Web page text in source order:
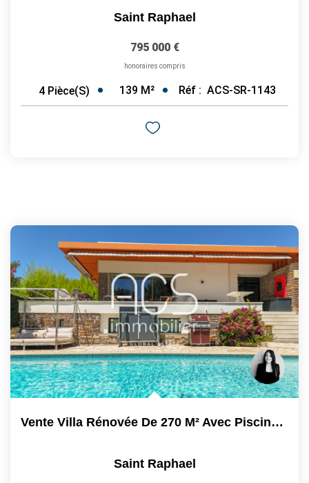
Saint Raphael
795 000 €
honoraires compris
4 Pièce(s) 139 M² Réf : ACS-SR-1143
Vente Villa Rénovée De 270 M² Avec Piscine Et Jardin...
Saint Raphael